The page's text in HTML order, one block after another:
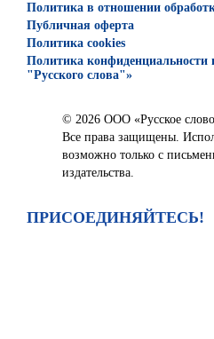
Политика в отношении
Публичная оферта
Политика cookies
Политика конфиденциальности
"Русского слова"»
© 2026 ООО «Русское
Все права защищены.
возможно только с
издательства.
ПРИСОЕДИНЯЙТЕСЬ!